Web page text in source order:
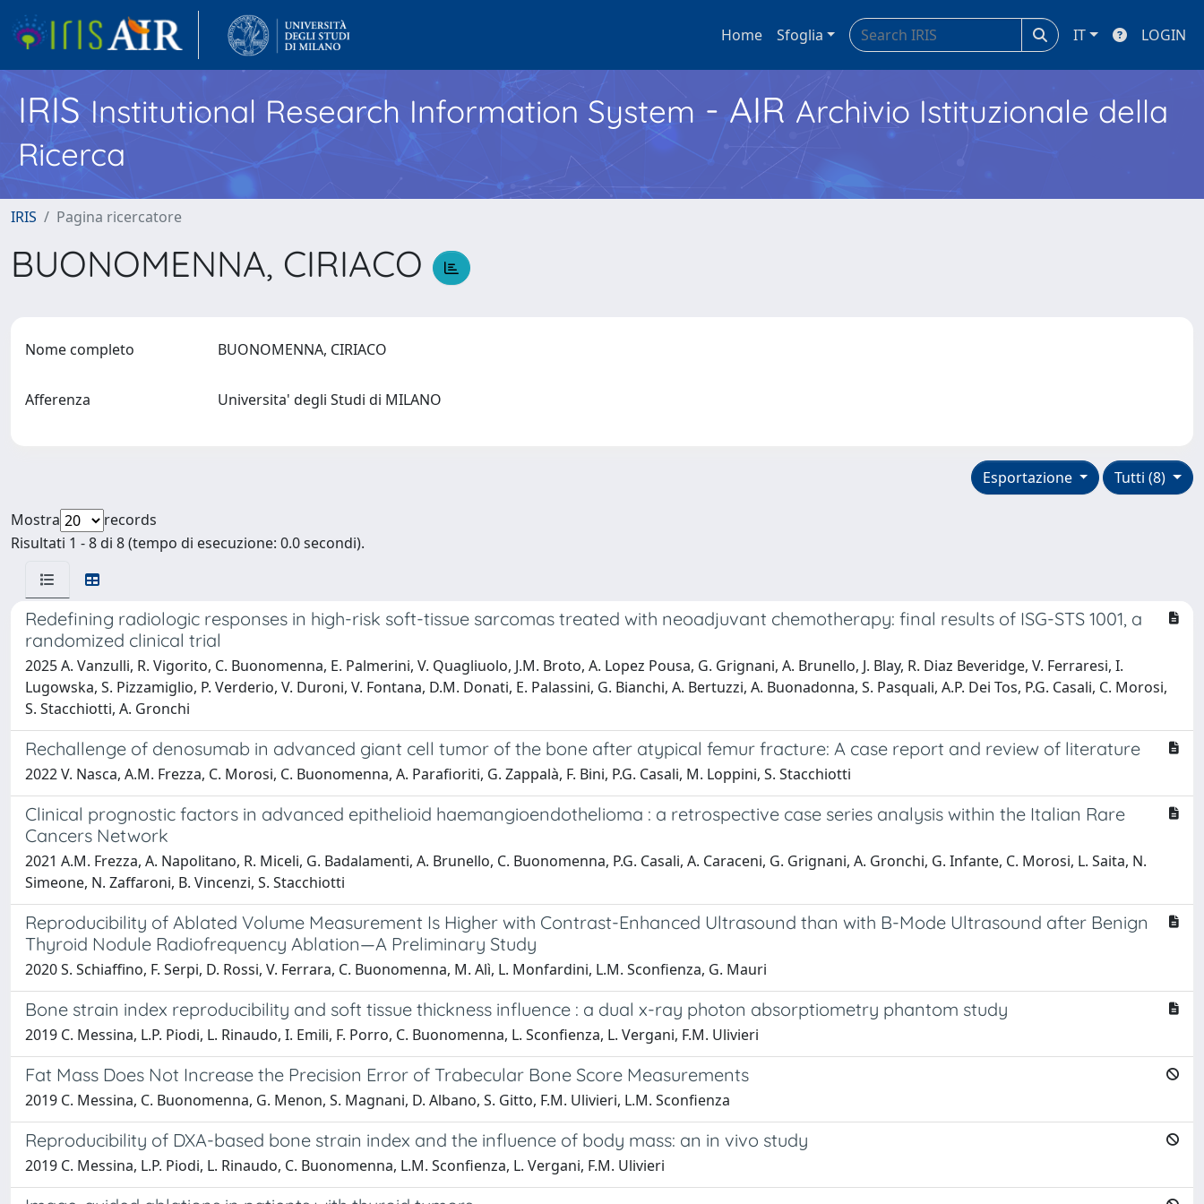
Home Sfoglia IT LOGIN
IRISInstitutional Research Information System - AIR Archivio Istituzionale della
Ricerca
IRIS Pagina ricercatore
BUONOMENNA, CIRIACO
Nome completo BUONOMENNA, CIRIACO
Afferenza Universita' degli Studi di MILANO
Tutti (8)
Esportazione
Mostra
records
Risultati 1 - 8 di 8 (tempo di esecuzione: 0.0 secondi).
Redefining radiologic responses in high-risk soft-tissue sarcomas treated with neoadjuvant chemotherapy: final results of ISG-STS 1001, a
randomized clinical trial
2025 A. Vanzulli, R. Vigorito, C. Buonomenna, E. Palmerini, V. Quagliuolo, J.M. Broto, A. Lopez Pousa, G. Grignani, A. Brunello, J. Blay, R. Diaz Beveridge, V. Ferraresi, I.
Lugowska, S. Pizzamiglio, P. Verderio, V. Duroni, V. Fontana, D.M. Donati, E. Palassini, G. Bianchi, A. Bertuzzi, A. Buonadonna, S. Pasquali, A.P. Dei Tos, P.G. Casali, C. Morosi,
S. Stacchiotti, A. Gronchi
Rechallenge of denosumab in advanced giant cell tumor of the bone after atypical femur fracture: A case report and review of literature
2022 V. Nasca, A.M. Frezza, C. Morosi, C. Buonomenna, A. Parafioriti, G. Zappalà, F. Bini, P.G. Casali, M. Loppini, S. Stacchiotti
Clinical prognostic factors in advanced epithelioid haemangioendothelioma : a retrospective case series analysis within the Italian Rare
Cancers Network
2021 A.M. Frezza, A. Napolitano, R. Miceli, G. Badalamenti, A. Brunello, C. Buonomenna, P.G. Casali, A. Caraceni, G. Grignani, A. Gronchi, G. Infante, C. Morosi, L. Saita, N.
Simeone, N. Zaffaroni, B. Vincenzi, S. Stacchiotti
Reproducibility of Ablated Volume Measurement Is Higher with Contrast-Enhanced Ultrasound than with B-Mode Ultrasound after Benign
Thyroid Nodule Radiofrequency Ablation—A Preliminary Study
2020 S. Schiaffino, F. Serpi, D. Rossi, V. Ferrara, C. Buonomenna, M. Alì, L. Monfardini, L.M. Sconfienza, G. Mauri
Bone strain index reproducibility and soft tissue thickness influence : a dual x-ray photon absorptiometry phantom study
2019 C. Messina, L.P. Piodi, L. Rinaudo, I. Emili, F. Porro, C. Buonomenna, L. Sconfienza, L. Vergani, F.M. Ulivieri
Fat Mass Does Not Increase the Precision Error of Trabecular Bone Score Measurements
2019 C. Messina, C. Buonomenna, G. Menon, S. Magnani, D. Albano, S. Gitto, F.M. Ulivieri, L.M. Sconfienza
Reproducibility of DXA-based bone strain index and the influence of body mass: an in vivo study
2019 C. Messina, L.P. Piodi, L. Rinaudo, C. Buonomenna, L.M. Sconfienza, L. Vergani, F.M. Ulivieri